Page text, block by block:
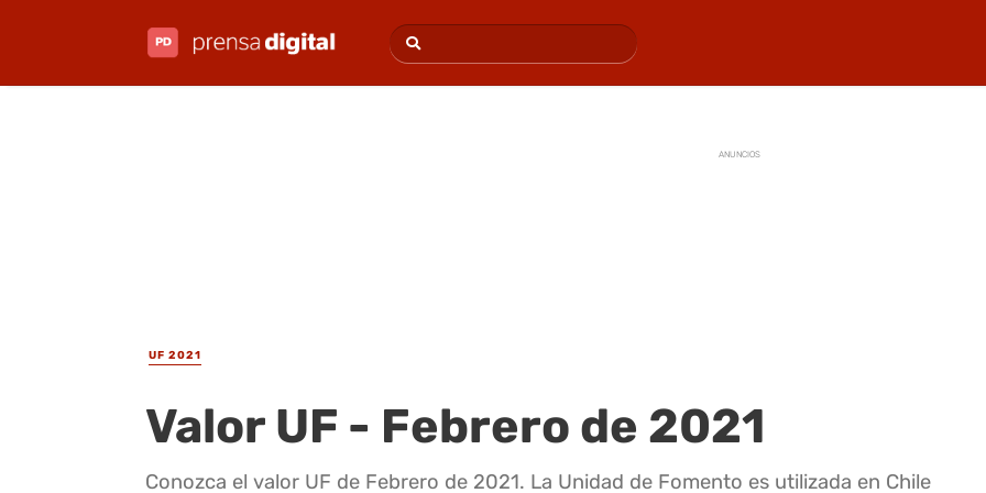
ANUNCIOS
UF 2021
Valor UF - Febrero de 2021
Conozca el valor UF de Febrero de 2021. La Unidad de Fomento es utilizada en Chile